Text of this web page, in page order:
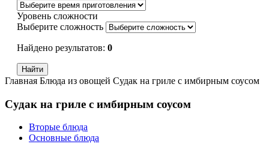
Уровень сложности
Выберите сложность
Найдено результатов: 0
Главная Блюда из овощей Судак на гриле с имбирным соусом
Судак на гриле с имбирным соусом
Вторые блюда
Основные блюда